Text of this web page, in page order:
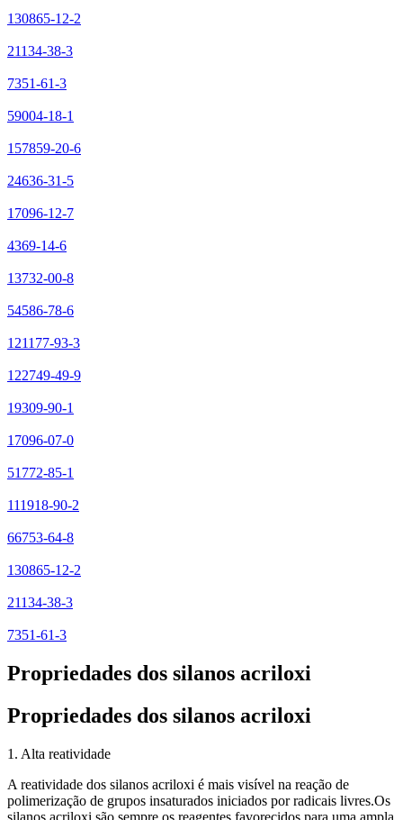
130865-12-2
21134-38-3
7351-61-3
59004-18-1
157859-20-6
24636-31-5
17096-12-7
4369-14-6
13732-00-8
54586-78-6
121177-93-3
122749-49-9
19309-90-1
17096-07-0
51772-85-1
111918-90-2
66753-64-8
130865-12-2
21134-38-3
7351-61-3
Propriedades dos silanos acriloxi
Propriedades dos silanos acriloxi
1. Alta reatividade
A reatividade dos silanos acriloxi é mais visível na reação de
polimerização de grupos insaturados iniciados por radicais livres.Os
silanos acriloxi são sempre os reagentes favorecidos para uma ampla